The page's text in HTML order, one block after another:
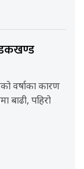
वर्षाका कारण
बाढी, पहिरो